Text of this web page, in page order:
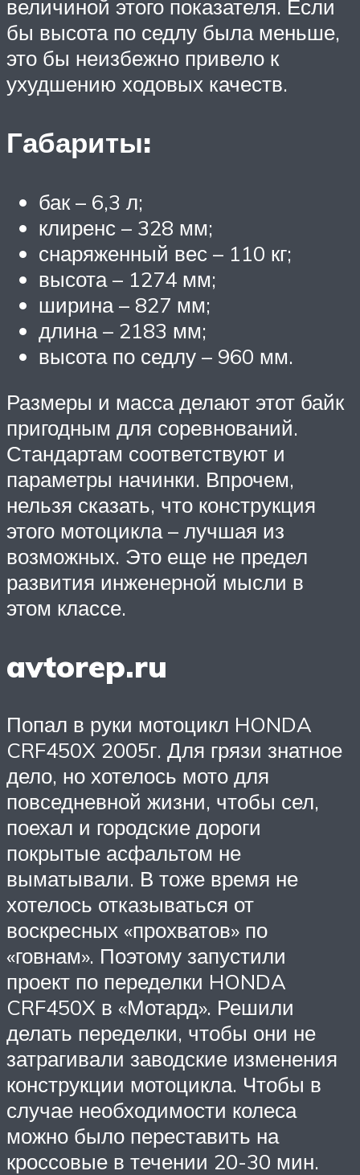
величиной этого показателя. Если
бы высота по седлу была меньше,
это бы неизбежно привело к
ухудшению ходовых качеств.
Габариты:
бак – 6,3 л;
клиренс – 328 мм;
снаряженный вес – 110 кг;
высота – 1274 мм;
ширина – 827 мм;
длина – 2183 мм;
высота по седлу – 960 мм.
Размеры и масса делают этот байк
пригодным для соревнований.
Стандартам соответствуют и
параметры начинки. Впрочем,
нельзя сказать, что конструкция
этого мотоцикла – лучшая из
возможных. Это еще не предел
развития инженерной мысли в
этом классе.
avtorep.ru
Попал в руки мотоцикл HONDA
CRF450X 2005г. Для грязи знатное
дело, но хотелось мото для
повседневной жизни, чтобы сел,
поехал и городские дороги
покрытые асфальтом не
выматывали. В тоже время не
хотелось отказываться от
воскресных «прохватов» по
«говнам». Поэтому запустили
проект по переделки HONDA
CRF450X в «Мотард». Решили
делать переделки, чтобы они не
затрагивали заводские изменения
конструкции мотоцикла. Чтобы в
случае необходимости колеса
можно было переставить на
кроссовые в течении 20-30 мин.